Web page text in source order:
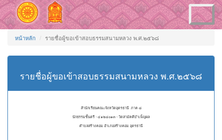
Toggle
navigation
หน้าหลัก รายชื่อผู้ขอเข้าสอบธรรมสนามหลวง พ.ศ.๒๕๖๘
รายชื่อผู้ขอเข้าสอบธรรมสนามหลวง พ.ศ.๒๕๖๘
สำนักเรียนคณะจังหวัดอุดรธานี ภาค ๘
นักธรรมชั้นตรี - ๔๑๒๘๐๑๓ - วัดสามัคคีบำเพ็ญผล
ตำบลสร้างคอม อำเภอสร้างคอม อุดรธานี